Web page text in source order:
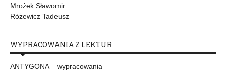
Mrożek Sławomir
Różewicz Tadeusz
WYPRACOWANIA Z LEKTUR
ANTYGONA – wypracowania